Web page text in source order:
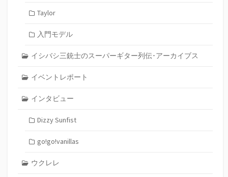
Taylor
入門モデル
イシバシ三銃士のスーパーギター列伝･アーカイブス
イベントレポート
インタビュー
Dizzy Sunfist
go!go!vanillas
ウクレレ